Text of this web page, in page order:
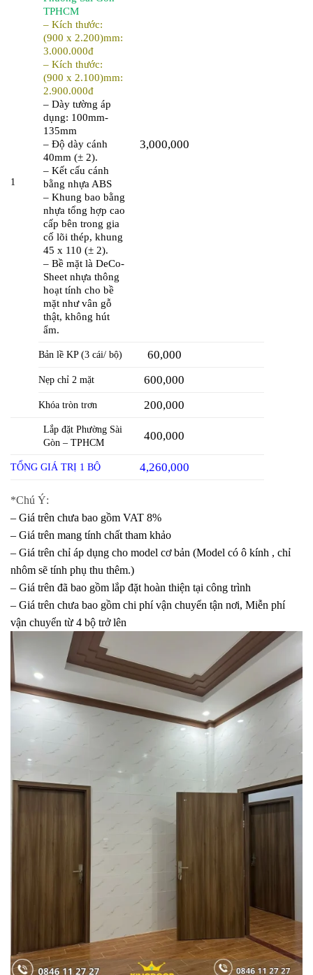
1
TPHCM
– Kích thước:
(900 x 2.200)mm:
3.000.000đ
– Kích thước:
(900 x 2.100)mm:
2.900.000đ
– Dày tường áp
dụng: 100mm-
135mm
– Độ dày cánh
40mm (± 2).
– Kết cấu cánh
bằng nhựa ABS
– Khung bao bằng
nhựa tổng hợp cao
cấp bên trong gia
cố lõi thép, khung
45 x 110 (± 2).
– Bề mặt là DeCo-
Sheet nhựa thông
hoạt tính cho bề
mặt như vân gỗ
thật, không hút
ẩm.
3,000,000
Bản lề KP (3 cái/ bộ) 60,000
Nẹp chỉ 2 mặt 600,000
Khóa tròn trơn 200,000
Lắp đặt Phường Sài
Gòn – TPHCM
400,000
TỔNG GIÁ TRỊ 1 BỘ 4,260,000
*Chú Ý:
– Giá trên chưa bao gồm VAT 8%
– Giá trên mang tính chất tham khảo
– Giá trên chỉ áp dụng cho model cơ bản (Model có ô kính , chỉ
nhôm sẽ tính phụ thu thêm.)
– Giá trên đã bao gồm lắp đặt hoàn thiện tại công trình
– Giá trên chưa bao gồm chi phí vận chuyển tận nơi, Miễn phí
vận chuyển từ 4 bộ trở lên